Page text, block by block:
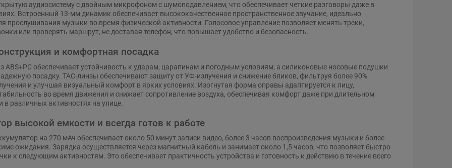
аудиосистему с двойным микрофоном с шумоподавлением, что обеспечивает четкие разговоры даже в
Встроенный 13-мм динамик обеспечивает высококачественное пространственное звучание, идеально
прослушивания музыки во время физической активности. Голосовое управление позволяет менять треки,
или проверять маршрут, не доставая телефон, что повышает удобство и безопасность.
и комфортная посадка
ABS+PC обеспечивает устойчивость к ударам, царапинам и погодным условиям, а силиконовые носовые подушки
посадку. TAC-линзы обеспечивают защиту от УФ-излучения и снижение бликов, фильтруя более 90%
и улучшая визуальный комфорт в ярких условиях. Изогнутая форма оправы адаптируется к лицу,
во время движения и снижает сопротивление воздуха, обеспечивая комфорт даже при длительном
в различных активностях на улице.
высокой емкости и всегда готов к работе
на 270 мАч обеспечивает около 50 минут записи видео, более 3 часов воспроизведения музыки и более
ожидания. Зарядка осуществляется через магнитный кабель и занимает около 1,5 часов, что позволяет быстро
к следующим активностям. Это обеспечивает практичность устройства и готовность к действию в течение всего